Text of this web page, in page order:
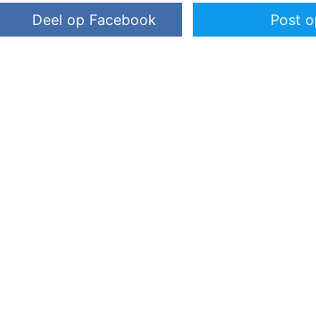
Deel op Facebook Post